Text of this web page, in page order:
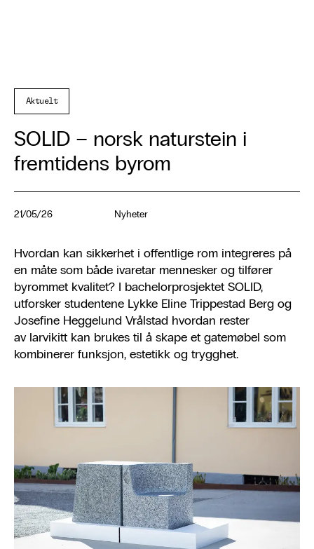
Aktuelt
SOLID – norsk naturstein i
fremtidens byrom
21/05/26 Nyheter
Hvordan kan sikkerhet i offentlige rom integreres på
en måte som både ivaretar mennesker og tilfører
byrommet kvalitet? I bachelorprosjektet SOLID,
utforsker studentene Lykke Eline Trippestad Berg og
Josefine Heggelund Vrålstad hvordan rester
av larvikitt kan brukes til å skape et gatemøbel som
kombinerer funksjon, estetikk og trygghet.